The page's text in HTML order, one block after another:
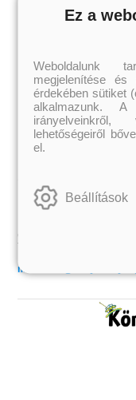
Erin Watt
Holly Webb
Leigh Bardugo
Maggie Stiefvater
Penelope Ward
Rachel Renee Russell
Rachel van Dyken
Rick Riordan
Rupi Kaur
Stephenie Meyer
Kapcsolat
Címünk: 6725 Szeged,
Telefon: (62) 551-132
Könyvrendeléssel
Ez a
Weboldalunk
megjelenítése
érdekében sütiket
alkalmazunk.
lehetőségeiről
el.
Beállítások